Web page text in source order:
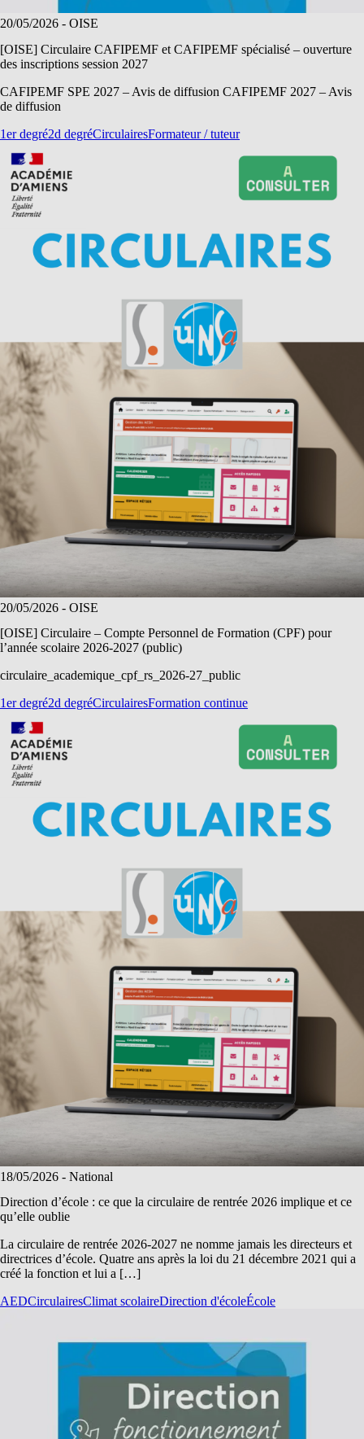
20/05/2026 - OISE
[OISE] Circulaire CAFIPEMF et CAFIPEMF spécialisé – ouverture
des inscriptions session 2027
CAFIPEMF SPE 2027 – Avis de diffusion CAFIPEMF 2027 – Avis
de diffusion
1er degré2d degréCirculairesFormateur / tuteur
20/05/2026 - OISE
[OISE] Circulaire – Compte Personnel de Formation (CPF) pour
l’année scolaire 2026-2027 (public)
circulaire_academique_cpf_rs_2026-27_public
1er degré2d degréCirculairesFormation continue
18/05/2026 - National
Direction d’école : ce que la circulaire de rentrée 2026 implique et ce
qu’elle oublie
La circulaire de rentrée 2026-2027 ne nomme jamais les directeurs et
directrices d’école. Quatre ans après la loi du 21 décembre 2021 qui a
créé la fonction et lui a […]
AEDCirculairesClimat scolaireDirection d'écoleÉcole